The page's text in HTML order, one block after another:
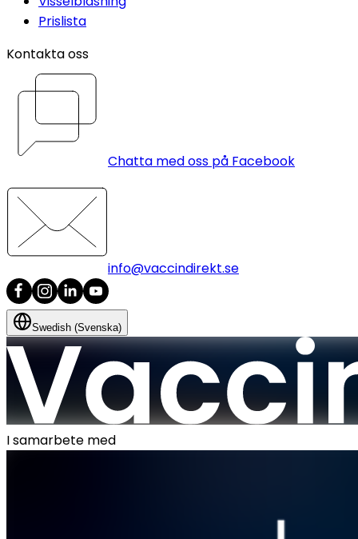
Prislista
Kontakta oss
Chatta med oss på Facebook
info@vaccindirekt.se
Swedish (Svenska)
I samarbete med